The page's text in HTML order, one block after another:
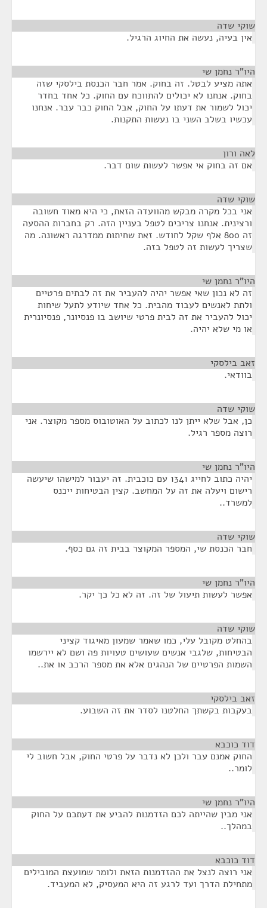
שוקי שדה
אין בעיה, נעשה את החיוג הרגיל.
היו"ר נחמן שי
אתה מציע לבטל. זה בחוק. אמר חבר הכנסת בילסקי שזה
בחוק. אנחנו לא יכולים להתווכח עם החוק. כל אחד בחדר
יכול לשמור את דעתו על החוק, אבל החוק כבר עבר. אנחנו
עכשיו בשלב השני בו נעשות התקנות.
לאה ורון
אם זה בחוק אי אפשר לעשות שום דבר.
שוקי שדה
אני בכל מקרה מבקש מהוועדה הזאת, כי היא מאוד חשובה
ורצינית. אנחנו צריכים לטפל בעניין הזה. רק בחברות ההסעה
זה 800 אלף שקל לחודש. זאת שחיתות ממדרגה ראשונה. מה
שצריך לעשות זה לטפל בזה.
היו"ר נחמן שי
זה לא נכון שאי אפשר יהיה להעביר את זה לבתים פרטיים
ולתת לאנשים לעבוד מהבית. כל אחד שיודע לתעל שיחות
יכול להעביר את זה לבית פרטי שיושב בו פנסיונר, פנסיונרית
או מי שלא יהיה.
זאב בילסקי
בוודאי.
שוקי שדה
כן, אבל שלא ייתן לנו לכתוב על האוטובוס מספר מקוצר. אני
רוצה מספר רגיל.
היו"ר נחמן שי
יהיה כתוב לחייג 1341 עם כוכבית. זה יעבור למישהו שיעשה
רישום ויעלה את זה על המחשב. קצין הבטיחות ייכנס
למשרד..
שוקי שדה
חבר הכנסת שי, המספר המקוצר בבית זה גם כסף.
היו"ר נחמן שי
אפשר לעשות תיעול של זה. זה לא כל כך יקר.
שוקי שדה
בהחלט מקובל עלי, כמו שאמר שמעון מאיגוד קציני
הבטיחות, שלגבי אנשים שעושים טעויות פה ושם לא יירשמו
השמות הפרטיים של הנהגים אלא את מספר הרכב או את..
זאב בילסקי
בעקבות בקשתך החלטנו לסדר את זה השבוע.
דוד כוכבא
החוק אמנם עבר ולכן לא נדבר על פרטי החוק, אבל חשוב לי
לומר..
היו"ר נחמן שי
אני מבין שהייתה לכם הזדמנות להביע את דעתכם על החוק
במהלך..
דוד כוכבא
אני רוצה לנצל את ההזדמנות הזאת ולומר שמועצת המובילים
מתחילת הדרך ועד לרגע זה היא המעסיק, לא המעביד.